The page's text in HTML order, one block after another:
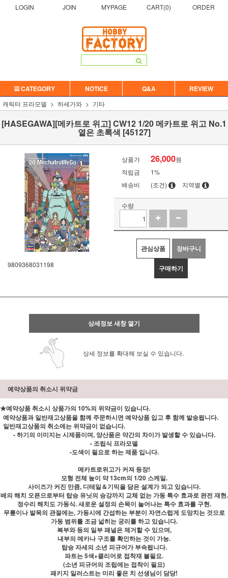
LOGIN JOIN MYPAGE CART(0) ORDER
CATEGORY NOTICE Q&A REVIEW
캐릭터 프라모델 하세가와 기타
[HASEGAWA][메카트로 위고] CW12 1/20 메카트로 위고 No.1
옅은 초록색 [45127]
9809368031198
상품가 26,000원
적립금
1%
배송비
(조건) 지역별
수량
관심상품 장바구니
구매하기
상세정보 새창 열기
상세 정보를 확대해 보실 수 있습니다.
예약상품의 취소시 위약금
★예약상품 취소시 상품가의 10%의 위약금이 있습니다.
예약상품과 일반재고상품을 함께 주문하시면 예약상품 입고 후 함께 발송됩니다.
일반재고상품의 취소에는 위약금이 없습니다.
- 하기의 이미지는 시제품이며, 양산품은 약간의 차이가 발생할 수 있습니다.
- 조립식 프라모델
-도색이 필요로 하는 제품 입니다.
메카트로위고가 커져 등장!
모형 전체 높이 약 13cm의 1/20 스케일.
사이즈가 커진 만큼, 디테일＆기믹을 담은 설계가 되고 있습니다.
배의 해치 오픈으로부터 탑승 유닛의 승강까지 교체 없는 가동 특수 효과로 완전 재현.
정수리 해치도 가동식. 새로운 설정의 손목이 늘어나는 특수 효과를 구현.
무릎이나 발목의 관절에는, 가동시에 간섭하는 부분이 자연스럽게 도망치는 것으로
가동 범위를 조금 넓히는 궁리를 하고 있습니다.
복부와 등의 일부 패널은 제거할 수 있으며,
내부의 메카나 구조를 확인하는 것이 가능.
탑승 자세의 소년 피규어가 부속됩니다.
파트는 5색+클리어로 접착재 불필요.
(소년 피규어의 조립에는 접착이 필요)
패키지 일러스트는 미리 좋은 치 선생님이 담당!